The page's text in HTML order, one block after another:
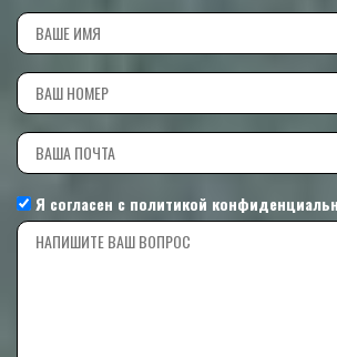
Я согласен с политикой